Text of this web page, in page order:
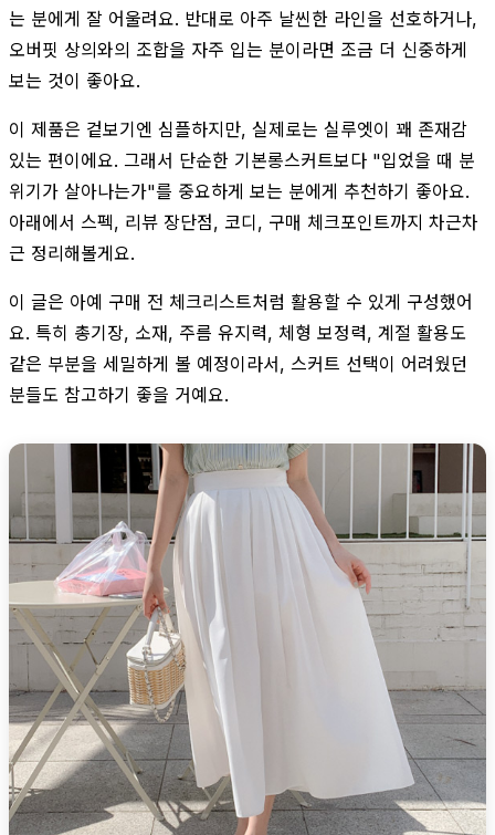
는 분에게 잘 어울려요. 반대로 아주 날씬한 라인을 선호하거나,
오버핏 상의와의 조합을 자주 입는 분이라면 조금 더 신중하게
보는 것이 좋아요.
이 제품은 겉보기엔 심플하지만, 실제로는 실루엣이 꽤 존재감
있는 편이에요. 그래서 단순한 기본롱스커트보다 "입었을 때 분
위기가 살아나는가"를 중요하게 보는 분에게 추천하기 좋아요.
아래에서 스펙, 리뷰 장단점, 코디, 구매 체크포인트까지 차근차
근 정리해볼게요.
이 글은 아예 구매 전 체크리스트처럼 활용할 수 있게 구성했어
요. 특히 총기장, 소재, 주름 유지력, 체형 보정력, 계절 활용도
같은 부분을 세밀하게 볼 예정이라서, 스커트 선택이 어려웠던
분들도 참고하기 좋을 거예요.